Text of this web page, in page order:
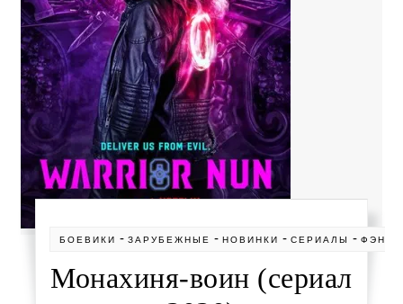
БОЕВИКИ -ЗАРУБЕЖНЫЕ -НОВИНКИ -СЕРИАЛЫ -
Монахиня-воин (сериал